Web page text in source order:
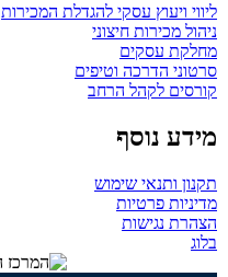
ליווי ויעוץ עסקי להגדלת המכירות
ניהול מכירות חיצוני
מחלקת עסקים
סרטוני הדרכה וטיפים
קורסים לקהל הרחב
מידע נוסף
תקנון ותנאי שימוש
מדיניות פרטיות
הצהרת נגישות
בלוג